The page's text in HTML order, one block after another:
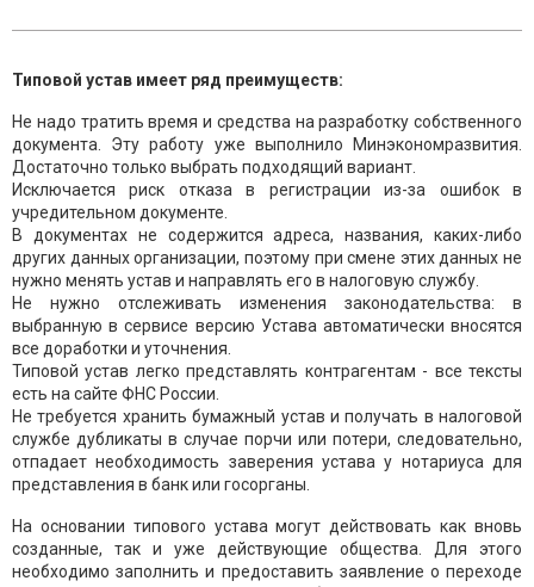
Типовой устав имеет ряд преимуществ:
Не надо тратить время и средства на разработку собственного
документа. Эту работу уже выполнило Минэкономразвития.
Достаточно только выбрать подходящий вариант.
Исключается риск отказа в регистрации из-за ошибок в
учредительном документе.
В документах не содержится адреса, названия, каких-либо
других данных организации, поэтому при смене этих данных не
нужно менять устав и направлять его в налоговую службу.
Не нужно отслеживать изменения законодательства: в
выбранную в сервисе версию Устава автоматически вносятся
все доработки и уточнения.
Типовой устав легко представлять контрагентам - все тексты
есть на сайте ФНС России.
Не требуется хранить бумажный устав и получать в налоговой
службе дубликаты в случае порчи или потери, следовательно,
отпадает необходимость заверения устава у нотариуса для
представления в банк или госорганы.
На основании типового устава могут действовать как вновь
созданные, так и уже действующие общества. Для этого
необходимо заполнить и предоставить заявление о переходе